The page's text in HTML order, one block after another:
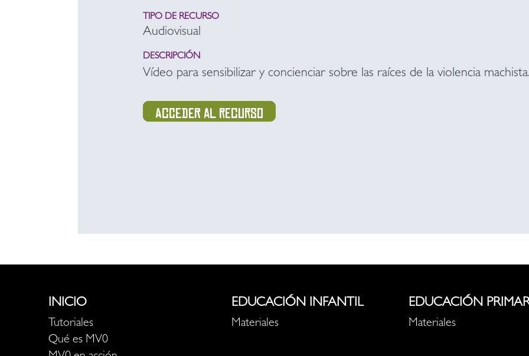
TIPO DE RECURSO
Audiovisual
DESCRIPCIÓN
Vídeo para sensibilizar y concienciar sobre las raíces de la violencia
Acceder al recurso
INICIO
Tutoriales
Qué es MV0
EDUCACIÓN INFANTIL
Materiales
EDUCACIÓN
Materiales